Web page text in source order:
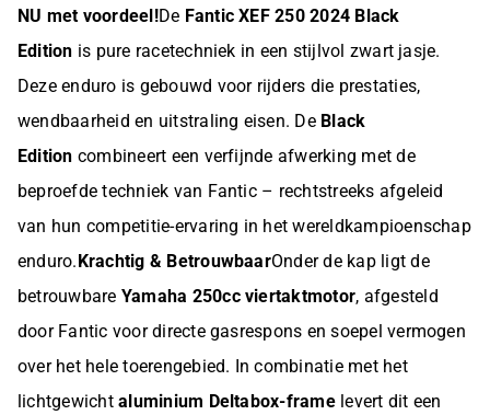
NU met voordeel!De Fantic XEF 250 2024 Black
Edition is pure racetechniek in een stijlvol zwart jasje.
Deze enduro is gebouwd voor rijders die prestaties,
wendbaarheid en uitstraling eisen. De Black
Edition combineert een verfijnde afwerking met de
beproefde techniek van Fantic – rechtstreeks afgeleid
van hun competitie-ervaring in het wereldkampioenschap
enduro.Krachtig & BetrouwbaarOnder de kap ligt de
betrouwbare Yamaha 250cc viertaktmotor, afgesteld
door Fantic voor directe gasrespons en soepel vermogen
over het hele toerengebied. In combinatie met het
lichtgewichtaluminium Deltabox-framelevert dit een